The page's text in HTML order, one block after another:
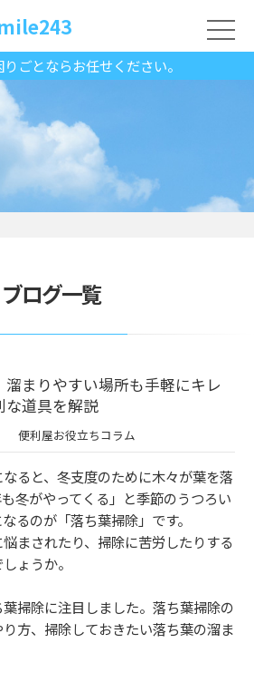
ごとならお任せください。
ブログ一覧
まりやすい場所も手軽にキレ
な道具を解説
便利屋お役立ちコラム
ると、冬支度のために木々が葉を落
冬がやってくる」と季節のうつろい
るのが「落ち葉掃除」です。
まされたり、掃除に苦労したりする
ょうか。
掃除に注目しました。落ち葉掃除の
方、掃除しておきたい落ち葉の溜ま